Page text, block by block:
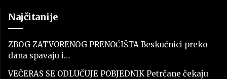
Najčitanije
ZBOG ZATVORENOG PRENOĆIŠTA Beskućnici preko
dana spavaju i…
VEČERAS SE ODLUČUJE POBJEDNIK Petrčane čekaju